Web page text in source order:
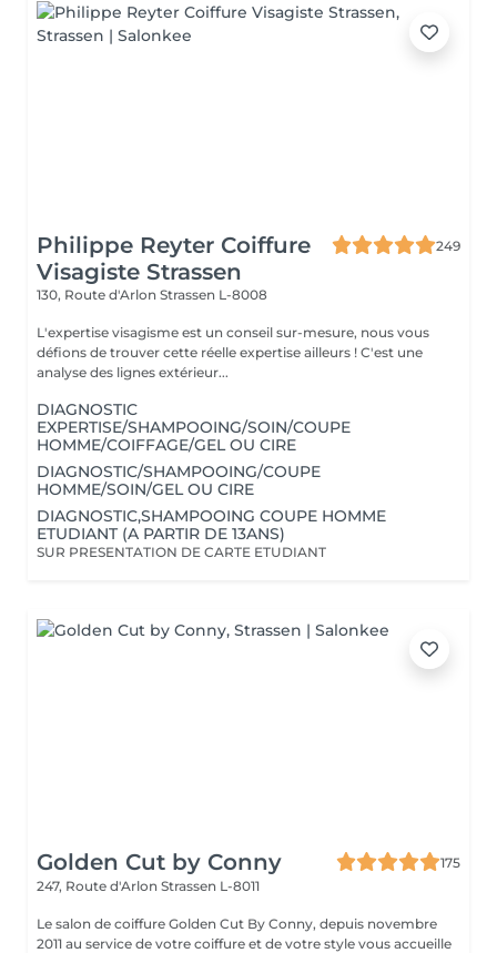
Philippe Reyter Coiffure
Visagiste Strassen
249
130, Route d'Arlon Strassen L-8008
L'expertise visagisme est un conseil sur-mesure, nous vous
défions de trouver cette réelle expertise ailleurs ! C'est une
analyse des lignes extérieur...
DIAGNOSTIC
EXPERTISE/SHAMPOOING/SOIN/COUPE
HOMME/COIFFAGE/GEL OU CIRE
DIAGNOSTIC/SHAMPOOING/COUPE
HOMME/SOIN/GEL OU CIRE
DIAGNOSTIC,SHAMPOOING COUPE HOMME
ETUDIANT (A PARTIR DE 13ANS)
SUR PRESENTATION DE CARTE ETUDIANT
Golden Cut by Conny
175
247, Route d'Arlon Strassen L-8011
Le salon de coiffure Golden Cut By Conny, depuis novembre
2011 au service de votre coiffure et de votre style vous accueille